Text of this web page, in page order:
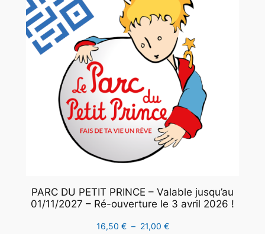
PARC DU PETIT PRINCE – Valable jusqu’au
01/11/2027 – Ré-ouverture le 3 avril 2026 !
16,50 € – 21,00 €Plage